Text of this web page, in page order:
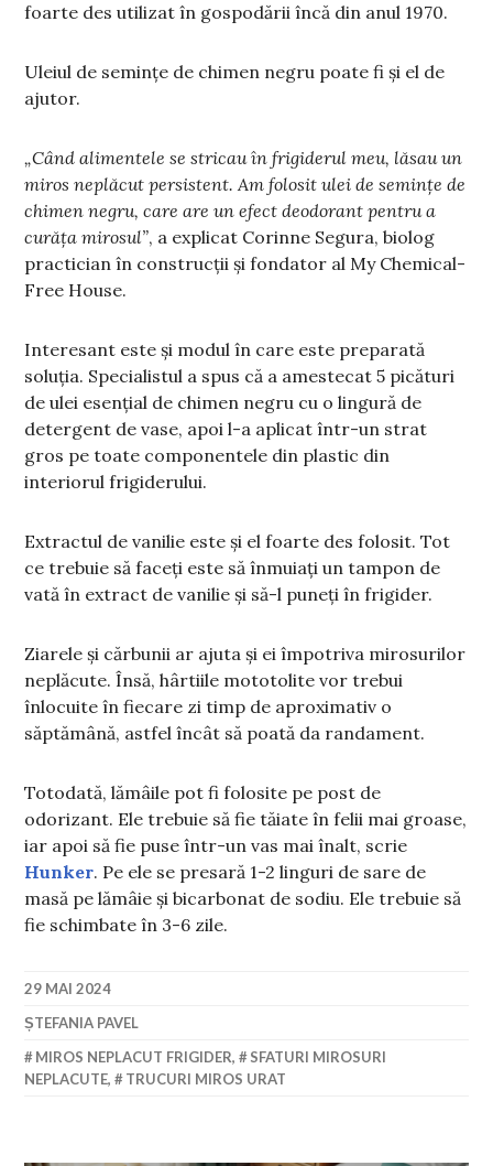
foarte des utilizat în gospodării încă din anul 1970.
Uleiul de semințe de chimen negru poate fi și el de
ajutor.
„Când alimentele se stricau în frigiderul meu, lăsau un
miros neplăcut persistent. Am folosit ulei de semințe de
chimen negru, care are un efect deodorant pentru a
curăța mirosul”, a explicat Corinne Segura, biolog
practician în construcții și fondator al My Chemical-
Free House.
Interesant este și modul în care este preparată
soluția. Specialistul a spus că a amestecat 5 picături
de ulei esențial de chimen negru cu o lingură de
detergent de vase, apoi l-a aplicat într-un strat
gros pe toate componentele din plastic din
interiorul frigiderului.
Extractul de vanilie este și el foarte des folosit. Tot
ce trebuie să faceți este să înmuiați un tampon de
vată în extract de vanilie și să-l puneți în frigider.
Ziarele și cărbunii ar ajuta și ei împotriva mirosurilor
neplăcute. Însă, hârtiile mototolite vor trebui
înlocuite în fiecare zi timp de aproximativ o
săptămână, astfel încât să poată da randament.
Totodată, lămâile pot fi folosite pe post de
odorizant. Ele trebuie să fie tăiate în felii mai groase,
iar apoi să fie puse într-un vas mai înalt, scrie
Hunker. Pe ele se presară 1-2 linguri de sare de
masă pe lămâie și bicarbonat de sodiu. Ele trebuie să
fie schimbate în 3-6 zile.
29 MAI 2024
ȘTEFANIA PAVEL
MIROS NEPLACUT FRIGIDER,
SFATURI MIROSURI
NEPLACUTE, TRUCURI MIROS URAT